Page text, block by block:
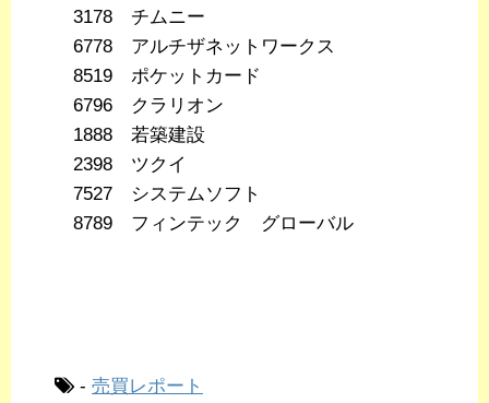
3178 チムニー
6778 アルチザネットワークス
8519 ポケットカード
6796 クラリオン
1888 若築建設
2398 ツクイ
7527 システムソフト
8789 フィンテック グローバル
- 売買レポート